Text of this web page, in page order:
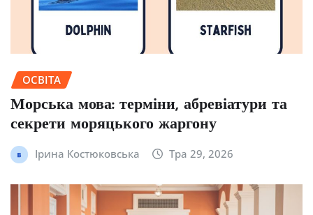
ОСВІТА
Морська мова: терміни, абревіатури та
секрети моряцького жаргону
Ірина Костюковська Тра 29, 2026